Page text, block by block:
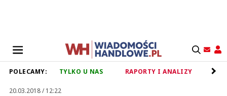
POLECAMY: TYLKO U NAS RAPORTY I ANALIZY
20.03.2018 / 12:22